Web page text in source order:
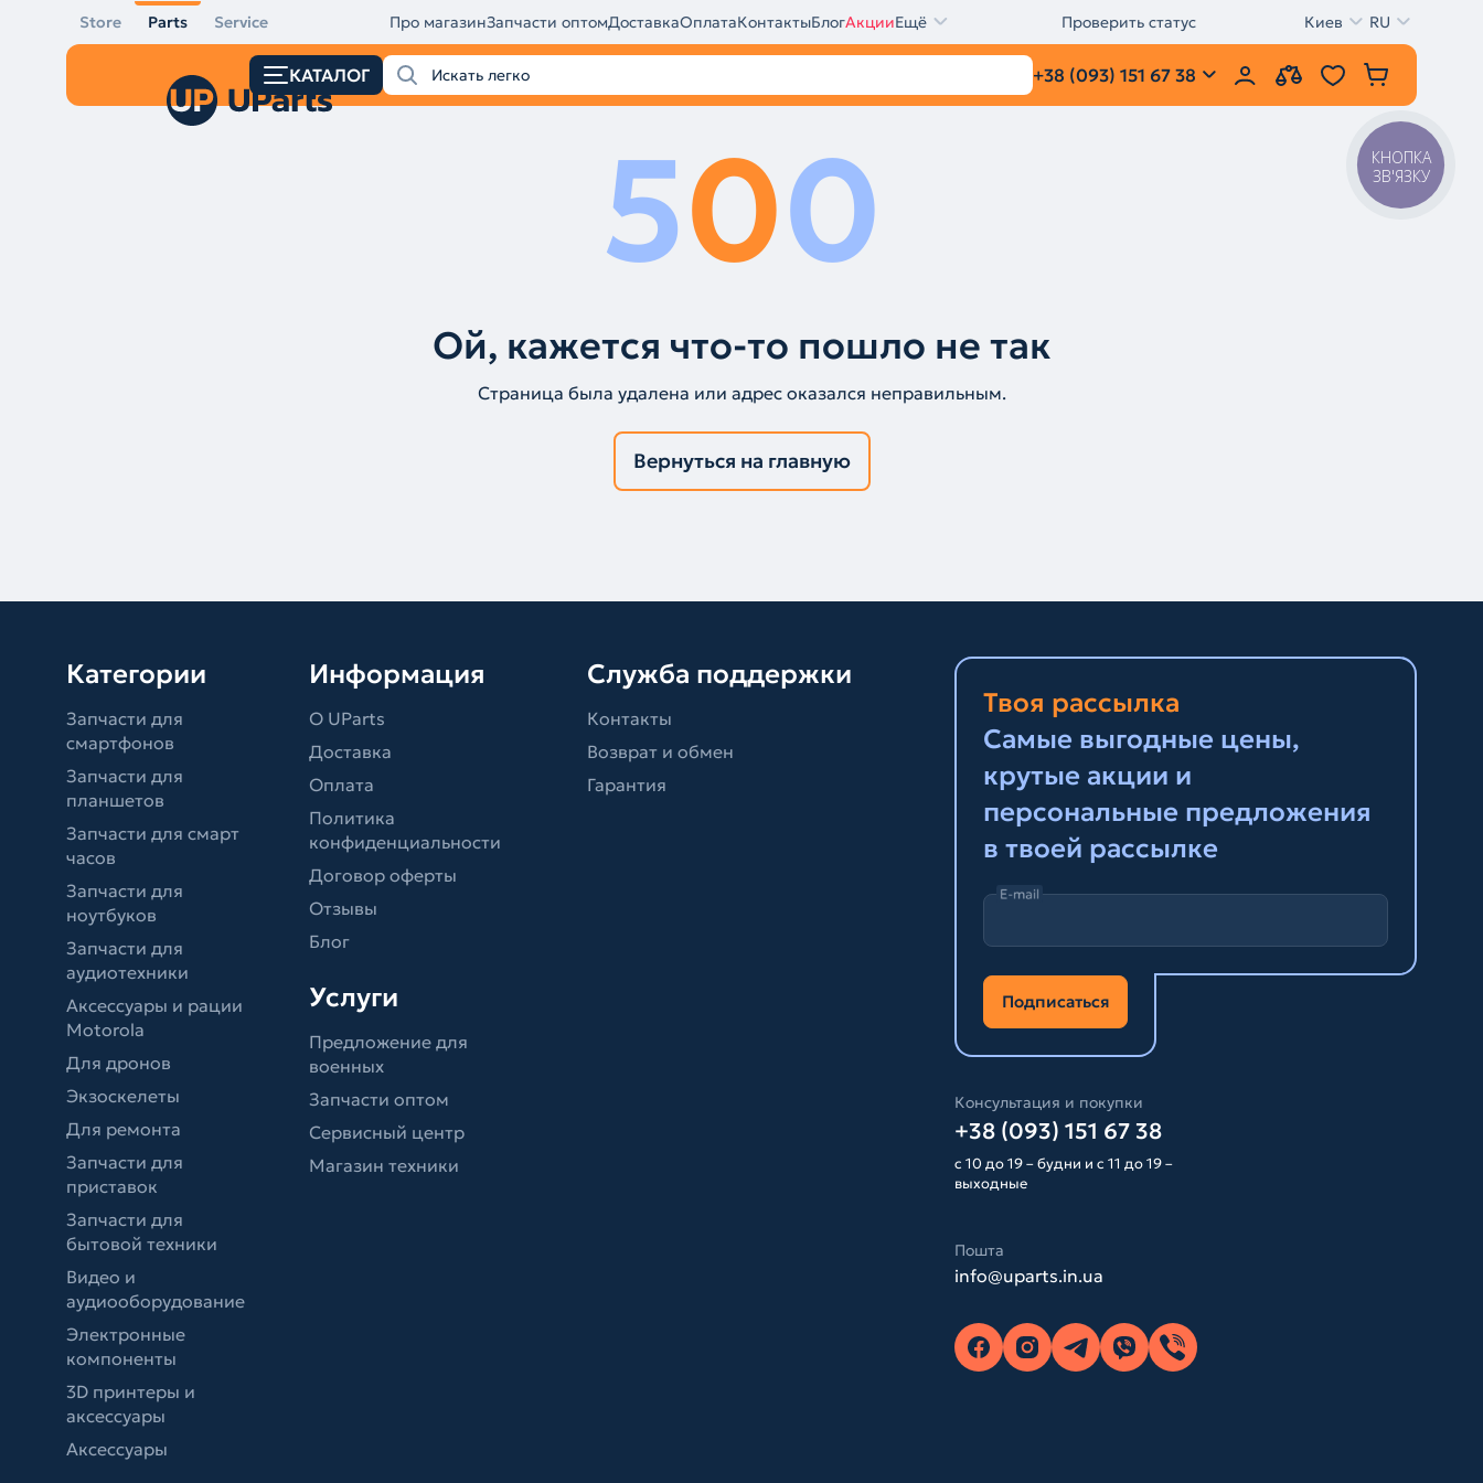
Store Parts Service Про магазинЗапчасти оптомДоставкаОплатаКонтактыБлогАкцииЕщё Проверить статус Киев RU
КАТАЛОГ +38 (093) 151 67 38
500
Ой, кажется что-то пошло не так
Страница была удалена или адрес оказался неправильным.
Вернуться на главную
Категории
Запчасти для
смартфонов
Запчасти для
планшетов
Запчасти для смарт
часов
Запчасти для
ноутбуков
Запчасти для
аудиотехники
Аксессуары и рации
Motorola
Для дронов
Экзоскелеты
Для ремонта
Запчасти для
приставок
Запчасти для
бытовой техники
Видео и
аудиооборудование
Электронные
компоненты
3D принтеры и
аксессуары
Аксессуары
Информация
О UParts
Доставка
Оплата
Политика
конфиденциальности
Договор оферты
Отзывы
Блог
Услуги
Предложение для
военных
Запчасти оптом
Сервисный центр
Магазин техники
Служба поддержки
Контакты
Возврат и обмен
Гарантия
Твоя рассылка
Самые выгодные цены,
крутые акции и
персональные предложения
в твоей рассылке
E-mail
Подписаться
Консультация и покупки
+38 (093) 151 67 38
с 10 до 19 – будни и с 11 до 19 –
выходные
Пошта
info@uparts.in.ua
КНОПКА
ЗВ'ЯЗКУ